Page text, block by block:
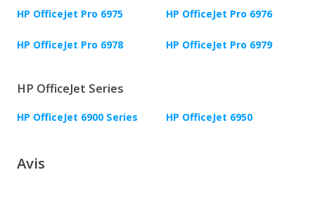
HP OfficeJet Pro 6975 HP OfficeJet Pro 6976
HP OfficeJet Pro 6978 HP OfficeJet Pro 6979
HP OfficeJet Series
HP OfficeJet 6900 Series HP OfficeJet 6950
Avis